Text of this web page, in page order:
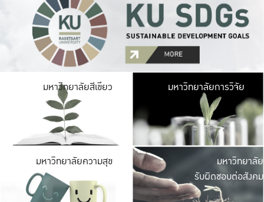
มหาวิทยาลัยสีเขียว มหาวิ
มีพื้นที่เขียวสดใส
เป็นป่าในเมือง เกษต
มหาวิทยาลัยการวิจัย
มหาวิทยาลัยความสุข มหาวิ
ค
เปิดประ
และพบเรื่องราวใ
มหาวิทยาลัย
รับผิดชอบต่อสังคม